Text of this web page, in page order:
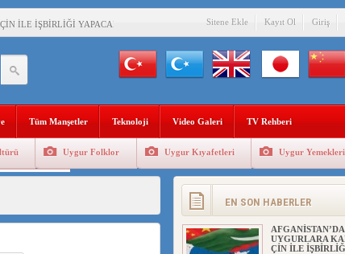
İLE İŞBİRLİĞİ YAPACAK
SOYKIRIMI BİR HAKİKATTIR!
POSTMODERN BİR SOYKIRIMDIR!
BİZİM KIRMIZI ÇİZGİMİZDİR!”
TEPKİLER SÜRÜYOR
RAHMETLE ANIYORUZ
Sitene Ekle Kayıt Ol Giriş
Tüm Manşetler Teknoloji Video Galeri TV Rehberi
Uygur Folklor Uygur Kıyafetleri Uygur Yemekleri
EN SON HABERLER
UYGURLARA
ÇİN İLE